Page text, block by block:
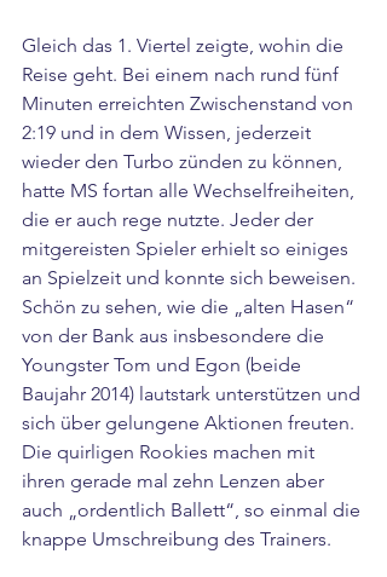
Gleich das 1. Viertel zeigte, wohin die
Reise geht. Bei einem nach rund fünf
Minuten erreichten Zwischenstand von
2:19 und in dem Wissen, jederzeit
wieder den Turbo zünden zu können,
hatte MS fortan alle Wechselfreiheiten,
die er auch rege nutzte. Jeder der
mitgereisten Spieler erhielt so einiges
an Spielzeit und konnte sich beweisen.
Schön zu sehen, wie die „alten Hasen“
von der Bank aus insbesondere die
Youngster Tom und Egon (beide
Baujahr 2014) lautstark unterstützen und
sich über gelungene Aktionen freuten.
Die quirligen Rookies machen mit
ihren gerade mal zehn Lenzen aber
auch „ordentlich Ballett“, so einmal die
knappe Umschreibung des Trainers.